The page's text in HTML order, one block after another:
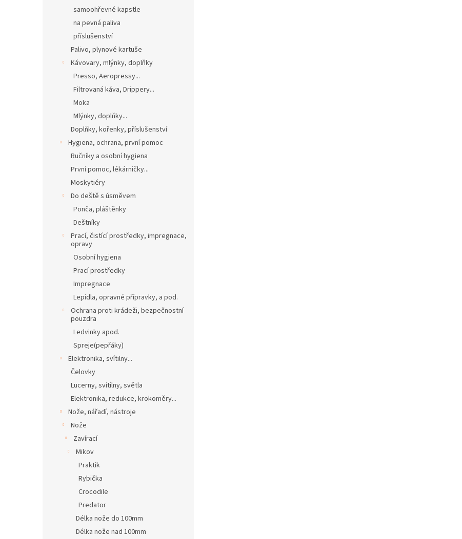
samoohřevné kapstle
na pevná paliva
příslušenství
Palivo, plynové kartuše
Kávovary, mlýnky, doplňky
Presso, Aeropressy...
Filtrovaná káva, Drippery...
Moka
Mlýnky, doplňky...
Doplňky, kořenky, příslušenství
Hygiena, ochrana, první pomoc
Ručníky a osobní hygiena
První pomoc, lékárničky...
Moskytiéry
Do deště s úsměvem
Ponča, pláštěnky
Deštníky
Prací, čistící prostředky, impregnace,
opravy
Osobní hygiena
Prací prostředky
Impregnace
Lepidla, opravné přípravky, a pod.
Ochrana proti krádeži, bezpečnostní
pouzdra
Ledvinky apod.
Spreje(pepřáky)
Elektronika, svítilny...
Čelovky
Lucerny, svítilny, světla
Elektronika, redukce, krokoměry...
Nože, nářadí, nástroje
Nože
Zavírací
Mikov
Praktik
Rybička
Crocodile
Predator
Délka nože do 100mm
Délka nože nad 100mm